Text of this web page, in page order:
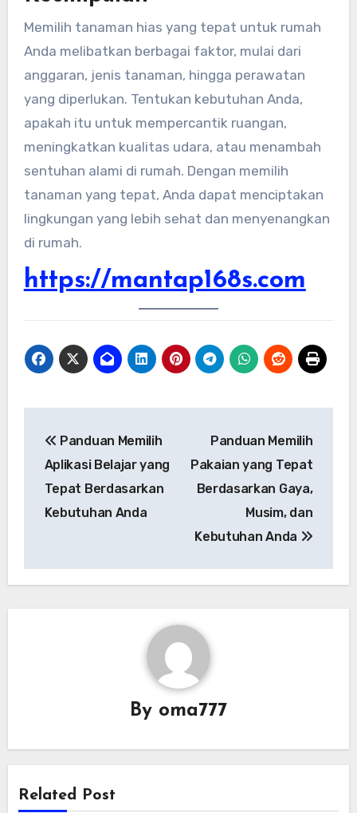
Memilih tanaman hias yang tepat untuk rumah
Anda melibatkan berbagai faktor, mulai dari
anggaran, jenis tanaman, hingga perawatan
yang diperlukan. Tentukan kebutuhan Anda,
apakah itu untuk mempercantik ruangan,
meningkatkan kualitas udara, atau menambah
sentuhan alami di rumah. Dengan memilih
tanaman yang tepat, Anda dapat menciptakan
lingkungan yang lebih sehat dan menyenangkan
di rumah.
https://mantap168s.com
navigation
Panduan Memilih
Aplikasi Belajar yang
Tepat Berdasarkan
Kebutuhan Anda
Panduan Memilih
Pakaian yang Tepat
Berdasarkan Gaya,
Musim, dan
Kebutuhan Anda
By oma777
Related Post